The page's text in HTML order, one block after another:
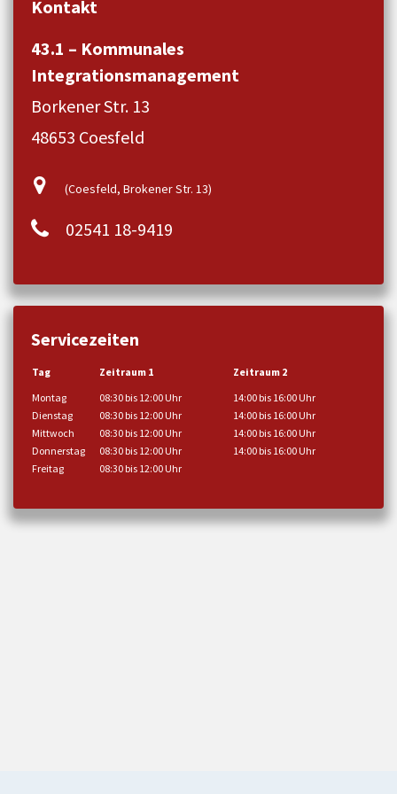
Kontakt
43.1 – Kommunales
Integrationsmanagement
Borkener Str. 13
48653 Coesfeld
(Coesfeld, Brokener Str. 13)
02541 18-9419
Servicezeiten
Tag Zeitraum 1
Zeitraum 2
Montag
08:30 bis 12:00 Uhr
14:00 bis 16:00 Uhr
Dienstag
08:30 bis 12:00 Uhr
14:00 bis 16:00 Uhr
Mittwoch
08:30 bis 12:00 Uhr
14:00 bis 16:00 Uhr
Donnerstag
08:30 bis 12:00 Uhr
14:00 bis 16:00 Uhr
Freitag
08:30 bis 12:00 Uhr